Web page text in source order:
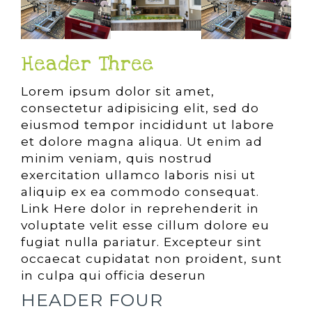
Header Three
Lorem ipsum dolor sit amet,
consectetur adipisicing elit, sed do
eiusmod tempor incididunt ut labore
et dolore magna aliqua. Ut enim ad
minim veniam, quis nostrud
exercitation ullamco laboris nisi ut
aliquip ex ea commodo consequat.
Link Here dolor in reprehenderit in
voluptate velit esse cillum dolore eu
fugiat nulla pariatur. Excepteur sint
occaecat cupidatat non proident, sunt
in culpa qui officia deserun
HEADER FOUR